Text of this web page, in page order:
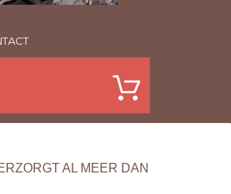
AL MEER DAN